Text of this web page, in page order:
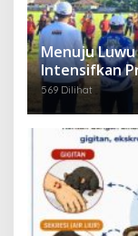
Menuju
Intensifkan
569 Dilihat